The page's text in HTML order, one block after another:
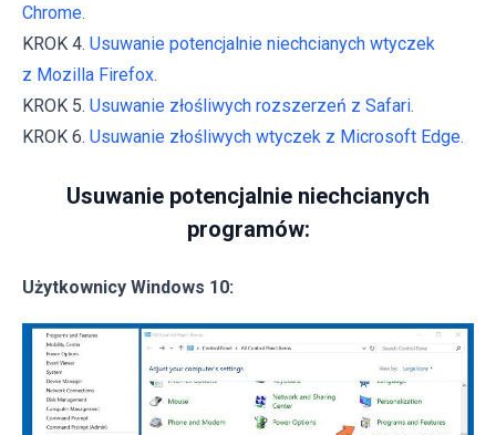
Chrome.
KROK 4. Usuwanie potencjalnie niechcianych wtyczek
z Mozilla Firefox.
KROK 5. Usuwanie złośliwych rozszerzeń z Safari.
KROK 6. Usuwanie złośliwych wtyczek z Microsoft Edge.
Usuwanie potencjalnie niechcianych
programów:
Użytkownicy Windows 10: